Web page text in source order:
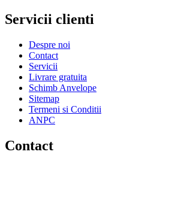
Servicii clienti
Despre noi
Contact
Servicii
Livrare gratuita
Schimb Anvelope
Sitemap
Termeni si Conditii
ANPC
Contact